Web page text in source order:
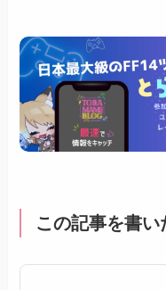
この記事を書い